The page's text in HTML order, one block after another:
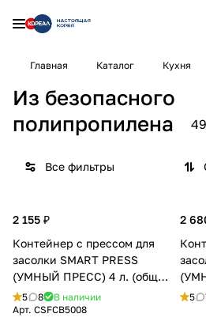
Главная Каталог Кухня
Из безопасного
полипропилена
49
Все фильтры
2 155 ₽
Контейнер с прессом для
засолки SMART PRESS
(УМНЫЙ ПРЕСС) 4 л. (общий
5 л.)
5 8
В наличии
Арт. CSFCB5008
2
9 л.)
5